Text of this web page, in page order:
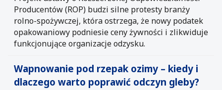
Producentów (ROP) budzi silne protesty branży
rolno-spożywczej, która ostrzega, że nowy podatek
opakowaniowy podniesie ceny żywności i zlikwiduje
funkcjonujące organizacje odzysku.
Wapnowanie pod rzepak ozimy – kiedy i
dlaczego warto poprawić odczyn gleby?